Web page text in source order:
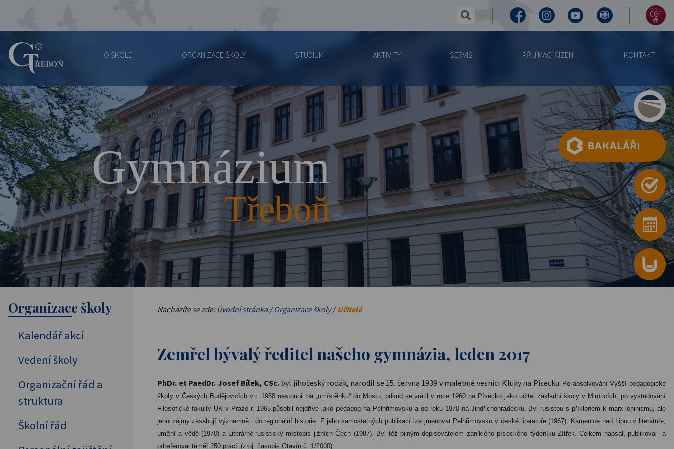
Gymnázium
Třeboň
O ŠKOLE ORGANIZACE ŠKOLY STUDIUM AKTIVITY SERVIS PŘIJÍMACÍ ŘÍZENÍ KONTAKT
hledaný text...
✕
FacebookInstagramYoutubeVirtuální
155
výročí
Gymnázium
Třeboň
Nacházíte se zde: Úvodní stránka/Organizace školy/Učitelé
Zemřel bývalý ředitel našeho gymnázia, leden 2017
PhDr. et PaedDr. Josef Bílek, CSc.byl jihočeský rodák, narodil se 15. června 1939 v malebné vesnici Kluky na Písecku. Po absolvování Vyšší pedagogické
školy v Českých Budějovicích v r. 1958 nastoupil na „umístěnku“ do Mostu, odkud se vrátil v roce 1960 na Písecko jako učitel základní školy v Miroticích, po vystudování
Filosofické fakulty UK v Praze r. 1965 působil nejdříve jako pedagog na Pelhřimovsku a od roku 1970 na Jindřichohradecku. Byl rusistou s příklonem k marx-leninismu, ale
jeho zájmy zasahují významně i do regionální historie. Z jeho samostatných publikací lze jmenovat Pelhřimovsko v české literatuře (1967), Kamenice nad Lipou v literatuře,
umění a vědě (1970) a Literárně-rusistický místopis jižních Čech (1987). Byl též pilným dopisovatelem zaniklého píseckého týdeníku Zítřek. Celkem napsal, publikoval a
odreferoval téměř 250 prací. (zroj: časopis Otavín č. 1/2000)
Organizace školy
Kalendář akcí
Vedení školy
Organizační řád a
struktura
Školní řád